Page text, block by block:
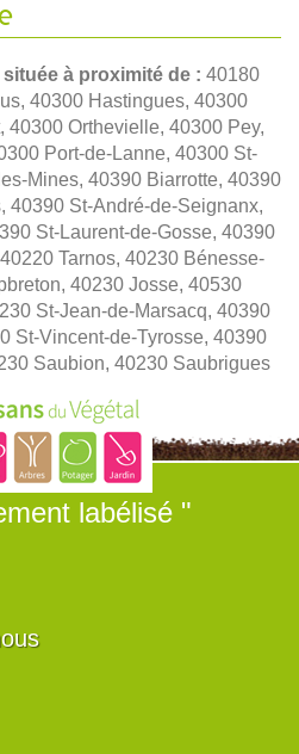
à proximité de : 40180
40300 Hastingues, 40300
40300 Orthevielle, 40300 Pey,
Port-de-Lanne, 40300 St-
Mines, 40390 Biarrotte, 40390
40390 St-André-de-Seignanx,
St-Laurent-de-Gosse, 40390
Tarnos, 40230 Bénesse-
40230 Josse, 40530
St-Jean-de-Marsacq, 40390
St-Vincent-de-Tyrosse, 40390
Saubion, 40230 Saubrigues
labélisé "